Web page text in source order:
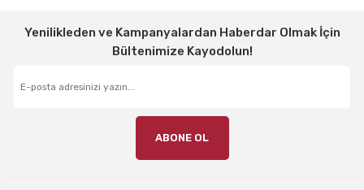
Yenilikleden ve Kampanyalardan Haberdar Olmak İçin
Bültenimize Kayodolun!
ABONE OL